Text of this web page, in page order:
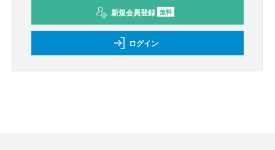
新規会員登録 無料
ログイン